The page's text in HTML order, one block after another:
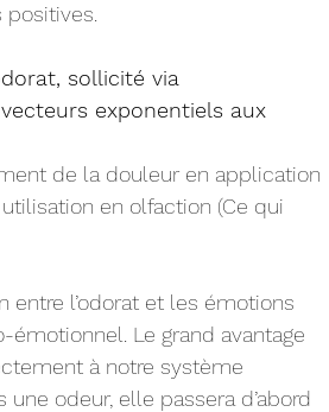
sollicité via
exponentiels aux
de la douleur en application
en olfaction (Ce qui
entre l’odorat et les émotions
Le grand avantage
à notre système
odeur, elle passera d’abord